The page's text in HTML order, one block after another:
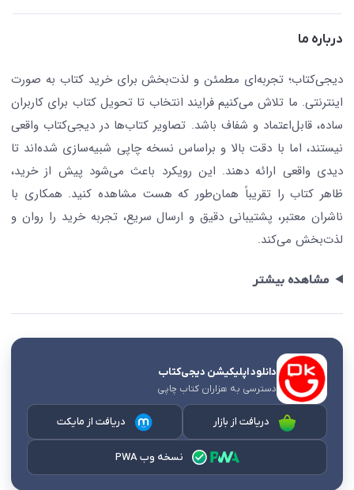
جستجو در سایت
کتابیاب
درباره ما
دیجی‌کتاب؛ تجربه‌ای مطمئن و لذت‌بخش برای خرید کتاب به صورت
اینترنتی. ما تلاش می‌کنیم فرایند انتخاب تا تحویل کتاب برای کاربران
ساده، قابل‌اعتماد و شفاف باشد. تصاویر کتاب‌ها در دیجی‌کتاب واقعی
نیستند، اما با دقت بالا و براساس نسخه چاپی شبیه‌سازی شده‌اند تا
دیدی واقعی ارائه دهند. این رویکرد باعث می‌شود پیش از خرید،
ظاهر کتاب را تقریباً همان‌طور که هست مشاهده کنید. همکاری با
ناشران معتبر، پشتیبانی دقیق و ارسال سریع، تجربه خرید را روان و
لذت‌بخش می‌کند.
مشاهده بیشتر
دانلود اپلیکیشن دیجی‌کتاب
دسترسی به هزاران کتاب چاپی
دریافت از بازار دریافت از مایکت
نسخه وب PWA